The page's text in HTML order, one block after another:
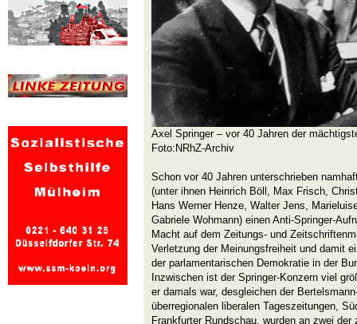
Axel Springer – vor 40 Jahren der
Foto:NRhZ-Archiv
Schon vor 40 Jahren unterschrieben
(unter ihnen Heinrich Böll, Max Frisch,
Hans Werner Henze, Walter Jens,
Gabriele Wohmann) einen Anti-Springer-
Macht auf dem Zeitungs- und
Verletzung der Meinungsfreiheit und damit
der parlamentarischen Demokratie in der
Inzwischen ist der Springer-Konzern viel
er damals war, desgleichen der
überregionalen liberalen Tageszeitungen,
Frankfurter Rundschau, wurden an zwei